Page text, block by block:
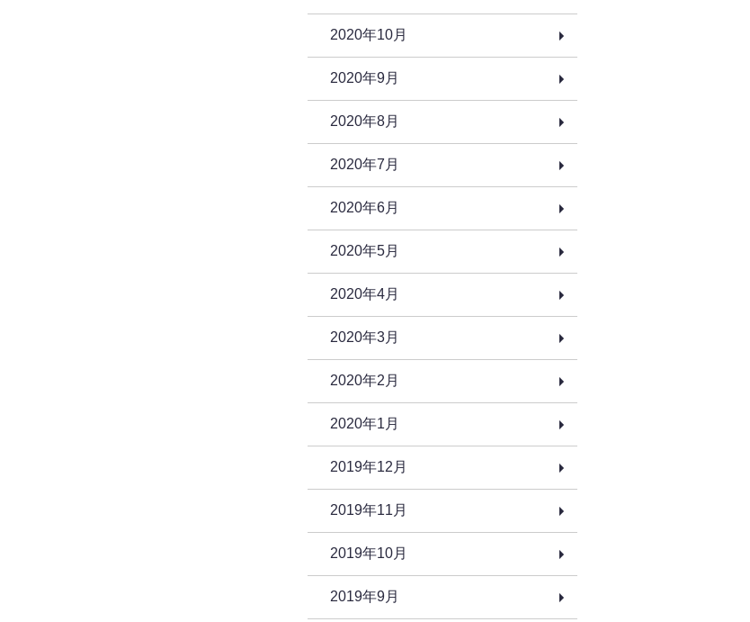
2020年10月
2020年9月
2020年8月
2020年7月
2020年6月
2020年5月
2020年4月
2020年3月
2020年2月
2020年1月
2019年12月
2019年11月
2019年10月
2019年9月